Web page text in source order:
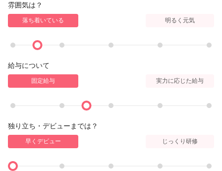
雰囲気は？
落ち着いている 明るく元気
給与について
固定給与 実力に応じた給与
独り立ち・デビューまでは？
早くデビュー じっくり研修